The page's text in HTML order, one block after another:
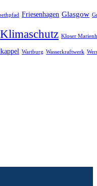
Friesenhagen Glasgow
Klimaschutz Kloser
Wartburg Wasserkraftwerk